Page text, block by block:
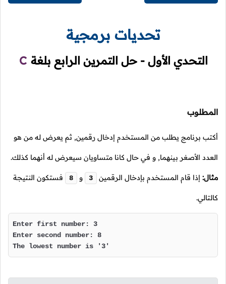
تحديات برمجية
التحدي الأول - حل التمرين الرابع بلغة C
المطلوب
أكتب برنامج يطلب من المستخدم إدخال رقمين, ثم يعرض له من هو
العدد الأصغر بينهما, و في حال كانا متساويان سيعرض له أنهما كذلك.
مثال: إذا قام المستخدم بإدخال الرقمين 3 و 8 فستكون النتيجة
كالتالي.
Enter first number: 3
Enter second number: 8
The lowest number is '3'